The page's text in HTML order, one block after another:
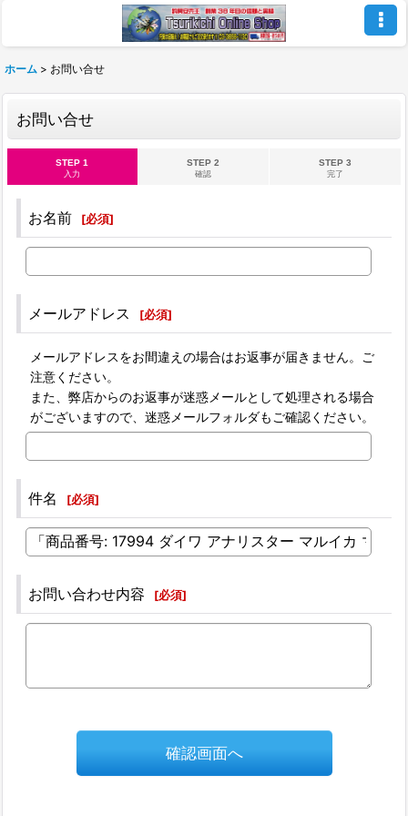
ホーム > お問い合せ
お問い合せ
STEP 1
入力
STEP 2
確認
STEP 3
完了
お名前 [必須]
メールアドレス [必須]
メールアドレスをお間違えの場合はお返事が届きません。ご
注意ください。
また、弊店からのお返事が迷惑メールとして処理される場合
がございますので、迷惑メールフォルダもご確認ください。
件名 [必須]
お問い合わせ内容 [必須]
確認画面へ